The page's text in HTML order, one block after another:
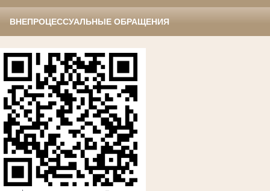
ВНЕПРОЦЕССУАЛЬНЫЕ ОБРАЩЕНИЯ